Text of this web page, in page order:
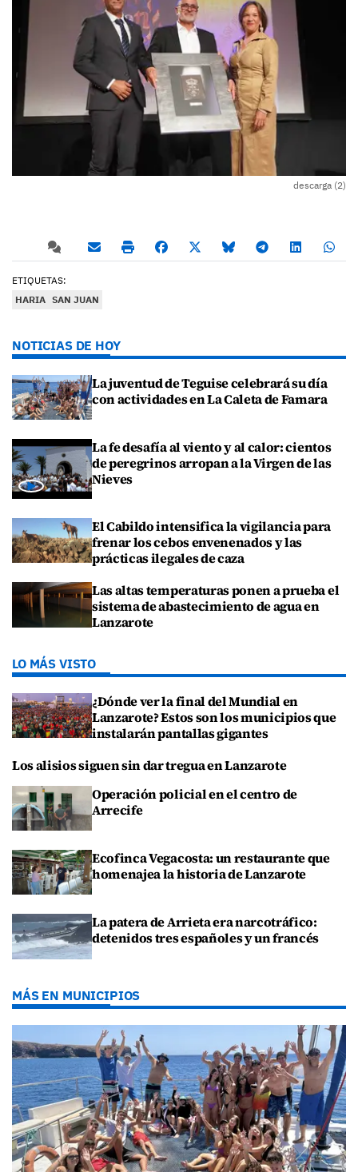
descarga (2)
ETIQUETAS:
HARIA SAN JUAN
NOTICIAS DE HOY
La juventud de Teguise celebrará su día
con actividades en La Caleta de Famara
La fe desafía al viento y al calor: cientos
de peregrinos arropan a la Virgen de las
Nieves
El Cabildo intensifica la vigilancia para
frenar los cebos envenenados y las
prácticas ilegales de caza
Las altas temperaturas ponen a prueba el
sistema de abastecimiento de agua en
Lanzarote
LO MÁS VISTO
¿Dónde ver la final del Mundial en
Lanzarote? Estos son los municipios que
instalarán pantallas gigantes
Los alisios siguen sin dar tregua en Lanzarote
Operación policial en el centro de
Arrecife
Ecofinca Vegacosta: un restaurante que
homenajea la historia de Lanzarote
La patera de Arrieta era narcotráfico:
detenidos tres españoles y un francés
MÁS EN MUNICIPIOS